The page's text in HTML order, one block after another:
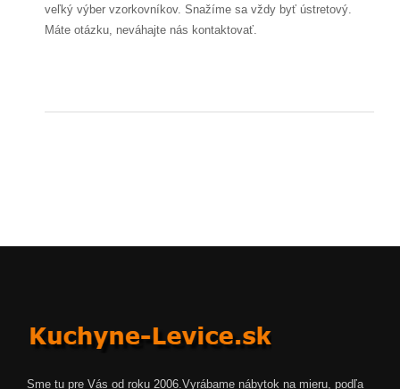
veľký výber vzorkovníkov. Snažíme sa vždy byť ústretový.
Máte otázku, neváhajte nás kontaktovať.
Sme tu pre Vás od roku 2006.Vyrábame nábytok na mieru, podľa